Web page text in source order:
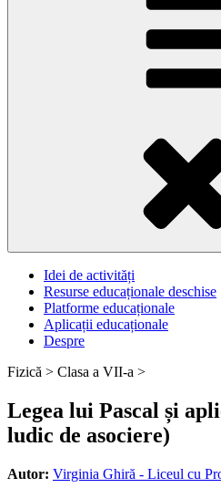
Idei de activități
Resurse educaționale deschise
Platforme educaționale
Aplicații educaționale
Despre
Fizică > Clasa a VII-a >
Legea lui Pascal și
ludic de asociere)
Autor: Virginia Ghiră - Liceul cu